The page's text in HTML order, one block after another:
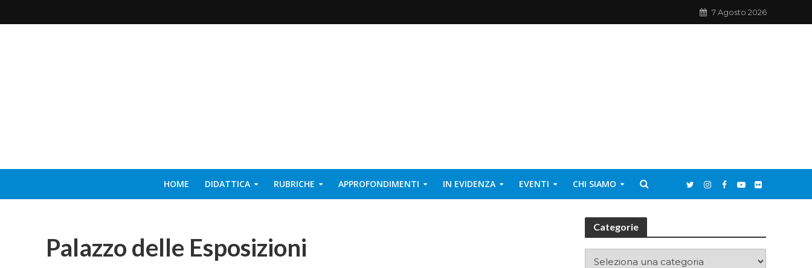
7 Agosto 2026
HOME DIDATTICA RUBRICHE APPROFONDIMENTI IN EVIDENZA EVENTI CHI SIAMO
Palazzo delle Esposizioni
Categorie